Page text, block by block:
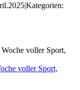
|Kategorien:
voller Sport,